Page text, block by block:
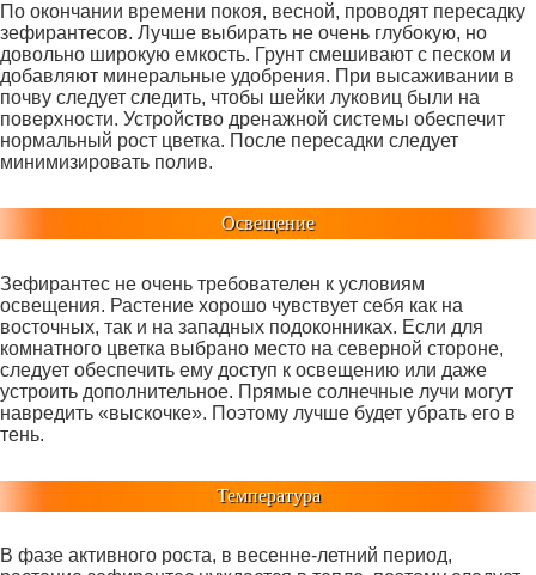
По окончании времени покоя, весной, проводят пересадку
зефирантесов. Лучше выбирать не очень глубокую, но
довольно широкую емкость. Грунт смешивают с песком и
добавляют минеральные удобрения. При высаживании в
почву следует следить, чтобы шейки луковиц были на
поверхности. Устройство дренажной системы обеспечит
нормальный рост цветка. После пересадки следует
минимизировать полив.
Освещение
Зефирантес не очень требователен к условиям
освещения. Растение хорошо чувствует себя как на
восточных, так и на западных подоконниках. Если для
комнатного цветка выбрано место на северной стороне,
следует обеспечить ему доступ к освещению или даже
устроить дополнительное. Прямые солнечные лучи могут
навредить «выскочке». Поэтому лучше будет убрать его в
тень.
Температура
В фазе активного роста, в весенне-летний период,